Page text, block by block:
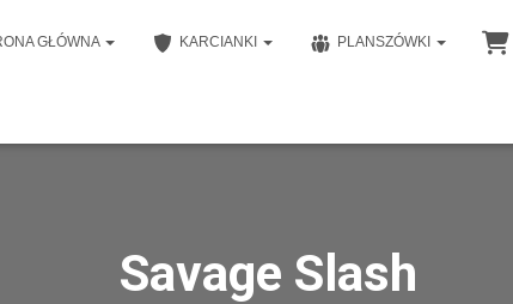
GŁÓWNA KARCIANKI PLANSZÓWKI
Savage Slash